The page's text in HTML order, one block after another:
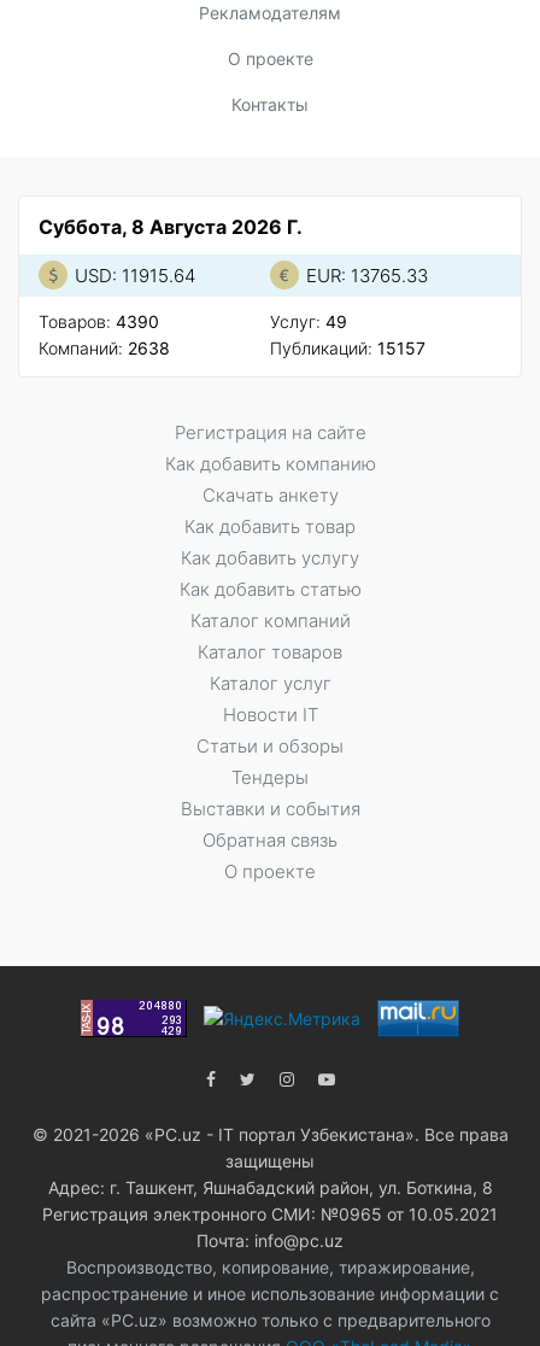
Рекламодателям
О проекте
Контакты
Суббота, 8 Августа 2026 Г.
USD: 11915.64 EUR: 13765.33
Товаров: 4390
Компаний: 2638
Услуг: 49
Публикаций: 15157
Регистрация на сайте
Как добавить компанию
Скачать анкету
Как добавить товар
Как добавить услугу
Как добавить статью
Каталог компаний
Каталог товаров
Каталог услуг
Новости IT
Статьи и обзоры
Тендеры
Выставки и события
Обратная связь
О проекте
© 2021-2026 «PC.uz - IT портал Узбекистана». Все права
защищены
Адрес: г. Ташкент, Яшнабадский район, ул. Боткина, 8
Регистрация электронного СМИ: №0965 от 10.05.2021
Почта: info@pc.uz
Воспроизводство, копирование, тиражирование,
распространение и иное использование информации с
сайта «PC.uz» возможно только с предварительного